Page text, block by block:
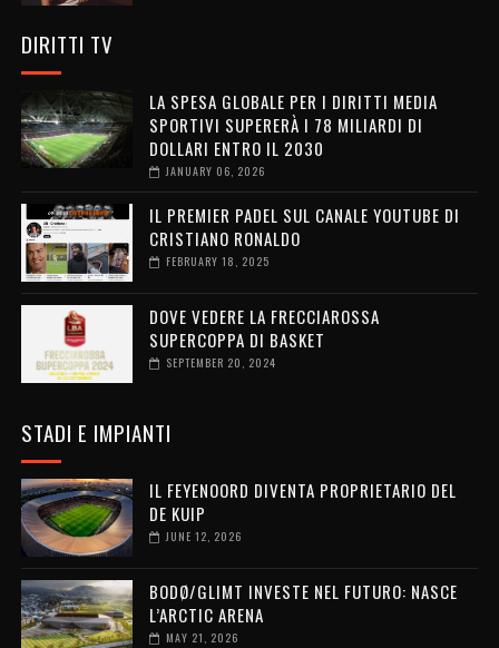
DIRITTI TV
LA SPESA GLOBALE PER I DIRITTI MEDIA
SPORTIVI SUPERERÀ I 78 MILIARDI DI
DOLLARI ENTRO IL 2030
JANUARY 06, 2026
IL PREMIER PADEL SUL CANALE YOUTUBE DI
CRISTIANO RONALDO
FEBRUARY 18, 2025
DOVE VEDERE LA FRECCIAROSSA
SUPERCOPPA DI BASKET
SEPTEMBER 20, 2024
STADI E IMPIANTI
IL FEYENOORD DIVENTA PROPRIETARIO DEL
DE KUIP
JUNE 12, 2026
BODØ/GLIMT INVESTE NEL FUTURO: NASCE
L’ARCTIC ARENA
MAY 21, 2026